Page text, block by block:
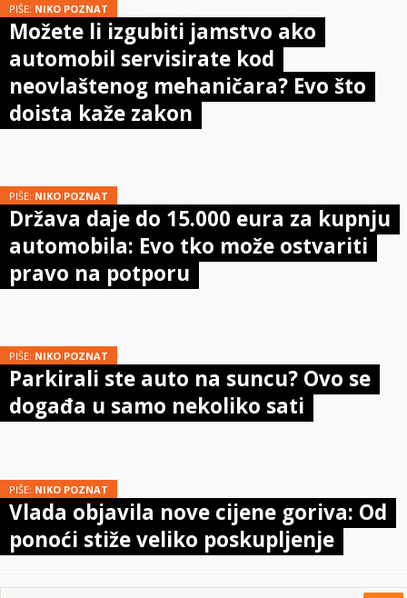
PIŠE: NIKO POZNAT
Možete li izgubiti jamstvo ako
automobil servisirate kod
neovlaštenog mehaničara? Evo što
doista kaže zakon
PIŠE: NIKO POZNAT
Država daje do 15.000 eura za kupnju
automobila: Evo tko može ostvariti
pravo na potporu
PIŠE: NIKO POZNAT
Parkirali ste auto na suncu? Ovo se
događa u samo nekoliko sati
PIŠE: NIKO POZNAT
Vlada objavila nove cijene goriva: Od
ponoći stiže veliko poskupljenje